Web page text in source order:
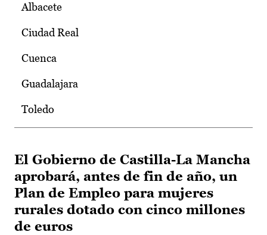
Albacete
Ciudad Real
Cuenca
Guadalajara
Toledo
El Gobierno de Castilla-La Mancha
aprobará, antes de fin de año, un
Plan de Empleo para mujeres
rurales dotado con cinco millones
de euros